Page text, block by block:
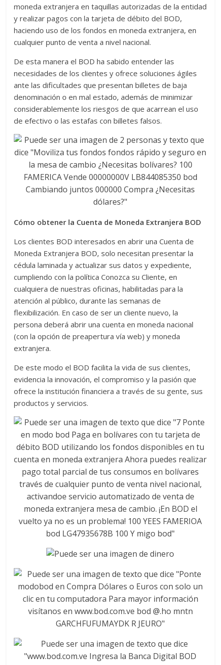
moneda extranjera en taquillas autorizadas de la entidad
y realizar pagos con la tarjeta de débito del BOD,
haciendo uso de los fondos en moneda extranjera, en
cualquier punto de venta a nivel nacional.
De esta manera el BOD ha sabido entender las
necesidades de los clientes y ofrece soluciones ágiles
ante las dificultades que presentan billetes de baja
denominación o en mal estado, además de minimizar
considerablemente los riesgos de que acarrean el uso
de efectivo o las estafas con billetes falsos.
Cómo obtener la Cuenta de Moneda Extranjera BOD
Los clientes BOD interesados en abrir una Cuenta de
Moneda Extranjera BOD, solo necesitan presentar la
cédula laminada y actualizar sus datos y expediente,
cumpliendo con la política Conozca su Cliente, en
cualquiera de nuestras oficinas, habilitadas para la
atención al público, durante las semanas de
flexibilización. En caso de ser un cliente nuevo, la
persona deberá abrir una cuenta en moneda nacional
(con la opción de preapertura vía web) y moneda
extranjera.
De este modo el BOD facilita la vida de sus clientes,
evidencia la innovación, el compromiso y la pasión que
ofrece la institución financiera a través de su gente, sus
productos y servicios.